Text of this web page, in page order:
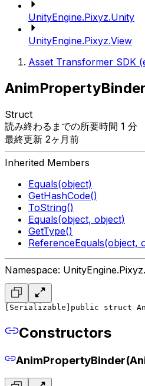
UnityEngine.Pixyz.Unity
UnityEngine.Pixyz.View
Asset Transformer SDK
AnimPropertyBinder
Struct
読み終わるまでの所要時間 1 分
最終更新 2ヶ月前
Inherited Members
Equals(object)
GetHashCode()
ToString()
Equals(object, object)
GetType()
ReferenceEquals(object,
Namespace:
[Serializable] public struct
Constructors